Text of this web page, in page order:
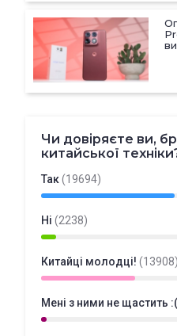
Чи довіряєте ви,
китайської
Так(19694)
Ні (2238)
Китайці молодці! (13908)
Мені з ними не щастить :(